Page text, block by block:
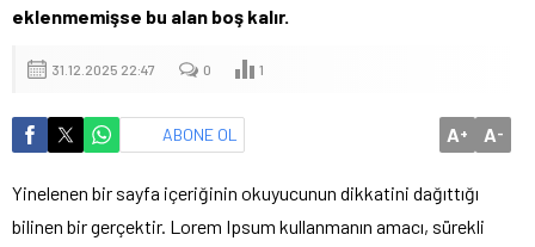
eklenmemişse bu alan boş kalır.
31.12.2025 22:47 0 1
ABONE OL A+ A-
Yinelenen bir sayfa içeriğinin okuyucunun dikkatini dağıttığı
bilinen bir gerçektir. Lorem Ipsum kullanmanın amacı, sürekli